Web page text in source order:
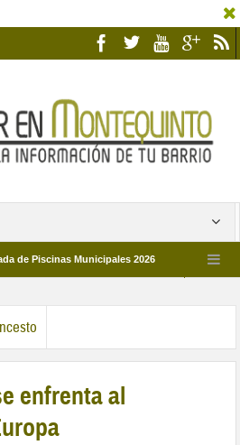
Municipales 2026 Los Campus de
enfrenta al